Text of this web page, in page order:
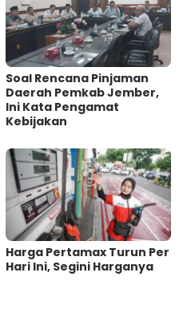
‎Soal Rencana Pinjaman
Daerah Pemkab Jember,
Ini Kata Pengamat
Kebijakan ‎
Harga Pertamax Turun Per
Hari Ini, Segini Harganya